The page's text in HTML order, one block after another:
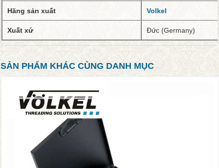
Hãng sản xuất Volkel
Xuất xứ Đức (Germany)
SẢN PHẨM KHÁC CÙNG DANH MỤC